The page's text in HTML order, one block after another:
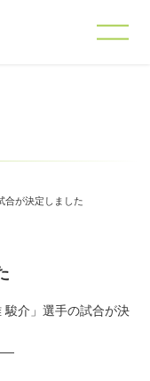
合が決定しました
駿介」選手の試合が決